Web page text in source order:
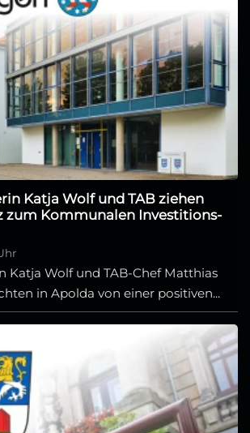
Katja Wolf und TAB ziehen
zum Kommunalen Investitions-
Katja Wolf und TAB-Chef Matthias
in Apolda von einer positiven...